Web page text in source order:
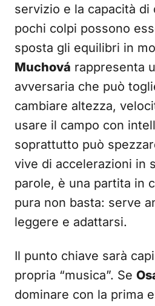
servizio e la capacità di
pochi colpi possono
sposta gli equilibri in
Muchová rappresenta
avversaria che può
cambiare altezza,
usare il campo con
soprattutto può
vive di accelerazioni in
parole, è una partita in
pura non basta: serve
leggere e adattarsi.
Il punto chiave sarà
propria “musica”. Se
dominare con la prima